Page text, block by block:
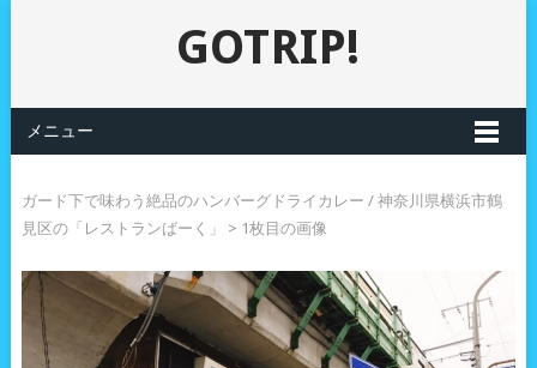
GOTRIP!
メニュー
ガード下で味わう絶品のハンバーグドライカレー / 神奈川県横浜市鶴
見区の「レストランばーく」
> 1枚目の画像